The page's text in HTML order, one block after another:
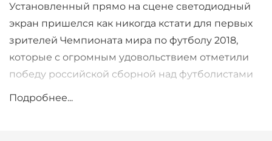
Установленный прямо на сцене светодиодный
экран пришелся как никогда кстати для первых
зрителей Чемпионата мира по футболу 2018,
которые с огромным удовольствием отметили
победу российской сборной над футболистами
из Саудовской Аравии. По сути, экран
Подробнее...